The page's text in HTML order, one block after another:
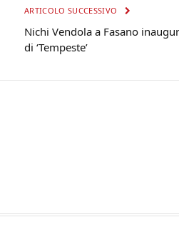
ARTICOLO SUCCESSIVO
Nichi Vendola a Fasano
di ‘Tempeste’